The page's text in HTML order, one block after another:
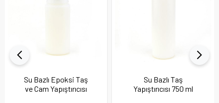
Su Bazlı Epoksi Taş
ve Cam Yapıştırıcısı
Su Bazlı Taş
Yapıştırıcısı 750 ml